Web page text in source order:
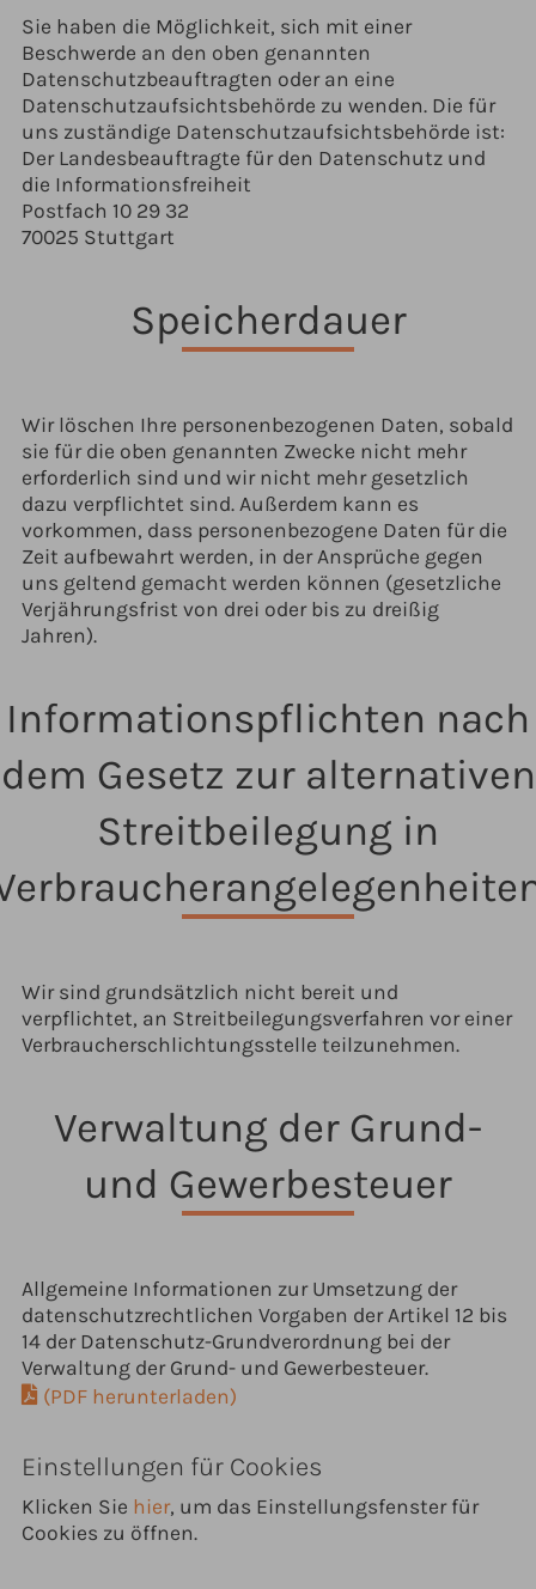
Sie haben die Möglichkeit, sich mit einer
Beschwerde an den oben genannten
Datenschutzbeauftragten oder an eine
Datenschutzaufsichtsbehörde zu wenden. Die für
uns zuständige Datenschutzaufsichtsbehörde ist:
Der Landesbeauftragte für den Datenschutz und
die Informationsfreiheit
Postfach 10 29 32
70025 Stuttgart
Speicherdauer
Wir löschen Ihre personenbezogenen Daten, sobald
sie für die oben genannten Zwecke nicht mehr
erforderlich sind und wir nicht mehr gesetzlich
dazu verpflichtet sind. Außerdem kann es
vorkommen, dass personenbezogene Daten für die
Zeit aufbewahrt werden, in der Ansprüche gegen
uns geltend gemacht werden können (gesetzliche
Verjährungsfrist von drei oder bis zu dreißig
Jahren).
Informationspflichten nach
dem Gesetz zur alternativen
Streitbeilegung in
Wir sind grundsätzlich nicht bereit und
verpflichtet, an Streitbeilegungsverfahren vor einer
Verbraucherschlichtungsstelle teilzunehmen.
Verwaltung der Grund-
und Gewerbesteuer
Allgemeine Informationen zur Umsetzung der
datenschutzrechtlichen Vorgaben der Artikel 12 bis
14 der Datenschutz-Grundverordnung bei der
Verwaltung der Grund- und Gewerbesteuer.
(PDF herunterladen)
Einstellungen für Cookies
Klicken Sie hier, um das Einstellungsfenster für
Cookies zu öffnen.